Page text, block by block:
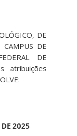
DE
CAMPUS DE
DE
atribuições
DE 2025